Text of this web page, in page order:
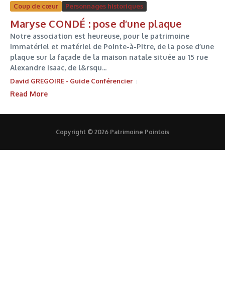
Coup de cœur Personnages historiques
Maryse CONDÉ : pose d’une plaque
Notre association est heureuse, pour le patrimoine
immatériel et matériel de Pointe-à-Pitre, de la pose d’une
plaque sur la façade de la maison natale située au 15 rue
Alexandre Isaac, de l&rsqu...
David GREGOIRE - Guide Conférencier
Read More
Copyright © 2026 Patrimoine Pointois